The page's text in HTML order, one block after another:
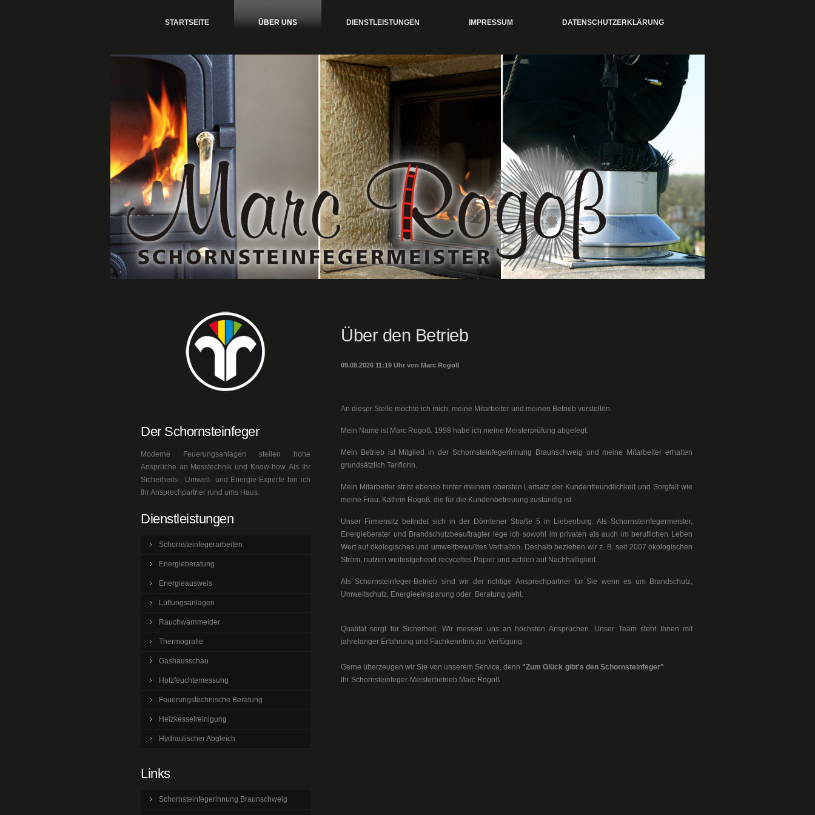
STARTSEITE ÜBER UNS DIENSTLEISTUNGEN IMPRESSUM DATENSCHUTZERKLÄRUNG
Über den Betrieb
09.08.2026 11:19 Uhr von Marc Rogoß
An dieser Stelle möchte ich mich, meine Mitarbeiter und meinen Betrieb vorstellen.
Mein Name ist Marc Rogoß. 1998 habe ich meine Meisterprüfung abgelegt.
Mein Betrieb ist Mitglied in der Schornsteinfegerinnung Braunschweig und meine Mitarbeiter erhalten
grundsätzlich Tariflohn.
Mein Mitarbeiter steht ebenso hinter meinem obersten Leitsatz der Kundenfreundlichkeit und Sorgfalt wie
meine Frau, Kathrin Rogoß, die für die Kundenbetreuung zuständig ist.
Unser Firmensitz befindet sich in der Dörntener Straße 5 in Liebenburg. Als Schornsteinfegermeister,
Energieberater und Brandschutzbeauftragter lege ich sowohl im privaten als auch im beruflichen Leben
Wert auf ökologisches und umweltbewußtes Verhalten. Deshalb beziehen wir z. B. seit 2007 ökologischen
Strom, nutzen weitestgehend recyceltes Papier und achten auf Nachhaltigkeit.
Als Schornsteinfeger-Betrieb sind wir der richtige Ansprechpartner für Sie wenn es um Brandschutz,
Umweltschutz, Energieeinsparung oder Beratung geht.
Qualität sorgt für Sicherheit. Wir messen uns an höchsten Ansprüchen. Unser Team steht Ihnen mit
jahrelanger Erfahrung und Fachkenntnis zur Verfügung.
Gerne überzeugen wir Sie von unserem Service, denn "Zum Glück gibt's den Schornsteinfeger"
Ihr Schornsteinfeger-Meisterbetrieb Marc Rogoß
Der Schornsteinfeger
Moderne Feuerungsanlagen stellen hohe
Ansprüche an Messtechnik und Know-how. Als Ihr
Sicherheits-, Umwelt- und Energie-Experte bin ich
Ihr Ansprechpartner rund ums Haus.
Dienstleistungen
Schornsteinfegerarbeiten
Energieberatung
Energieausweis
Lüftungsanlagen
Rauchwarnmelder
Thermografie
Gashausschau
Holzfeuchtemessung
Feuerungstechnische Beratung
Heizkesselreinigung
Hydraulischer Abgleich
Links
Schornsteinfegerinnung Braunschweig